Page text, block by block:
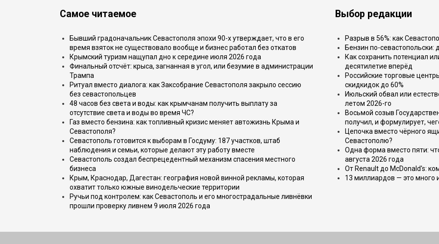
Самое читаемое
Бывший градоначальник Севастополя эпохи 90-х утверждает, что в его
время взяток не существовало вообще и бизнес работал без откатов
Крымский туризм нащупал дно к середине июля 2026 года
Финальный отсчёт: крыса, загнанная в угол, или безумие в администрации
Трампа
Ритуал вместо диалога: как Заксобрание Севастополя закрыло сессию
без севастопольцев
48 часов без света и воды: как крымчанам получить выплату за
отсутствие света и воды во время ЧС?
Газ вместо бензина: как топливный кризис меняет автожизнь Крыма и
Севастополя?
Севастополь готовится к выборам в Госдуму: 187 участков, штаб
наблюдения и семьи, которые делают эту работу вместе
Севастополь создал беспрецедентный механизм спасения местного
бизнеса
Крым, Краснодар, Дагестан: география новой винной рекламы, которая
охватит только южные винодельческие территории
Ручьи под контролем: как Севастополь и его многострадальные ливнёвки
прошли проверку ливнем 9 июля 2026 года
Выбор редакции
Разрыв в 56%: как
Бензин по-
Как сохранить потенциал
десятилетие вперёд
Российские торговые
скидкидок до 60%
Июльский обвал или
летом 2026-го
Восьмой созыв
получил, и формулирует,
Цепочка вместо чёрного
Севастополю?
Одна форма вместо пяти:
августа 2026 года
От Renault до McDonald's:
13 миллиардов — это много